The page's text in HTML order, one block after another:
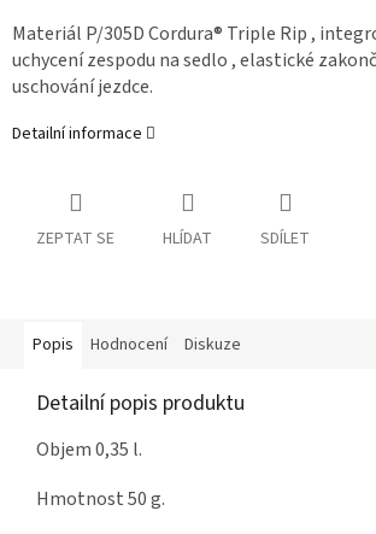
Materiál P/305D Cordura® Triple Rip ,
uchycení zespodu na sedlo , elastické
uschování jezdce.
Detailní informace
ZEPTAT SE HLÍDAT SDÍLET
Popis Hodnocení Diskuze
Detailní popis produktu
Objem 0,35 l.
Hmotnost 50 g.